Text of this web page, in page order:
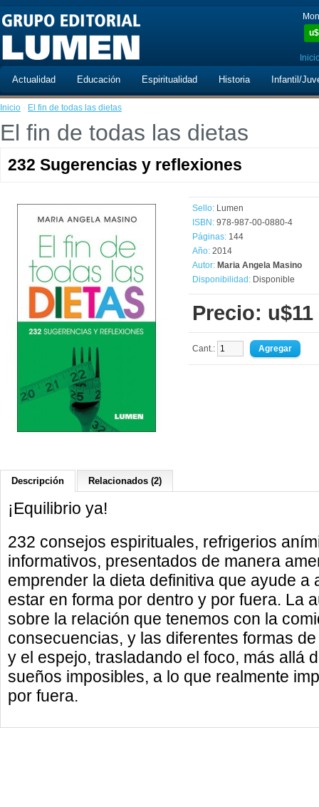
u$
Actualidad Educación Espiritualidad Historia Infantil/
Inicio · El fin de todas las dietas
El fin de todas las dietas
232 Sugerencias y reflexiones
Sello: Lumen
ISBN: 978-987-00-0880-4
Páginas: 144
Año: 2014
Autor: Maria Angela Masino
Disponibilidad: Disponible
Precio: u$11
Cant.:
Descripción Relacionados (2)
¡Equilibrio ya!
232 consejos espirituales, refrigerios
informativos, presentados de manera
emprender la dieta definitiva que ayude a
estar en forma por dentro y por fuera. La
sobre la relación que tenemos con la
consecuencias, y las diferentes formas
y el espejo, trasladando el foco, más allá
sueños imposibles, a lo que realmente
por fuera.